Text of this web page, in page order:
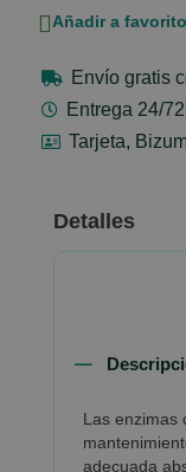
Añadir a
Envío gratis
Entrega 24/
Tarjeta,
Detalles
Las enzimas
adecuada